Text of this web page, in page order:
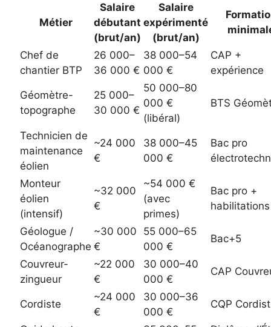
Métier
Salaire
débutant
(brut/an)
Salaire
expérimenté
(brut/an)
Chef de
chantier BTP
26 000–
36 000 €
38 000–54
000 €
CAP +
expérience
Géomètre-
topographe
25 000–
30 000 €
50 000–80
000 €
(libéral)
BTS
Technicien de
maintenance
éolien
~24 000
€
38 000–45
000 €
Bac pro
Monteur
éolien
(intensif)
~32 000
€
~54 000 €
(avec
primes)
Bac pro +
habilitations
Géologue /
Océanographe
~30 000
€
55 000–65
000 €
Bac+5
Couvreur-
zingueur
~22 000
€
30 000–40
000 €
CAP
Cordiste
~24 000
€
30 000–36
000 €
CQP